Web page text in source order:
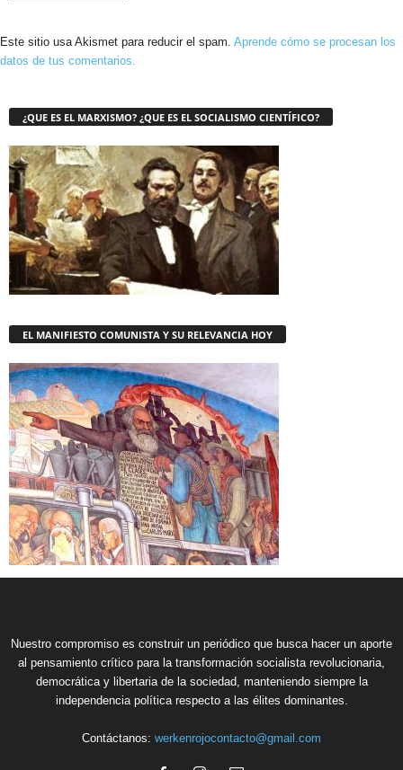
Este sitio usa Akismet para reducir el spam. Aprende cómo se procesan los
datos de tus comentarios.
¿QUE ES EL MARXISMO? ¿QUE ES EL SOCIALISMO CIENTÍFICO?
EL MANIFIESTO COMUNISTA Y SU RELEVANCIA HOY
Nuestro compromiso es construir un periódico que busca hacer un aporte
al pensamiento crítico para la transformación socialista revolucionaria,
democrática y libertaria de la sociedad, manteniendo siempre la
independencia política respecto a las élites dominantes.
Contáctanos: werkenrojocontacto@gmail.com